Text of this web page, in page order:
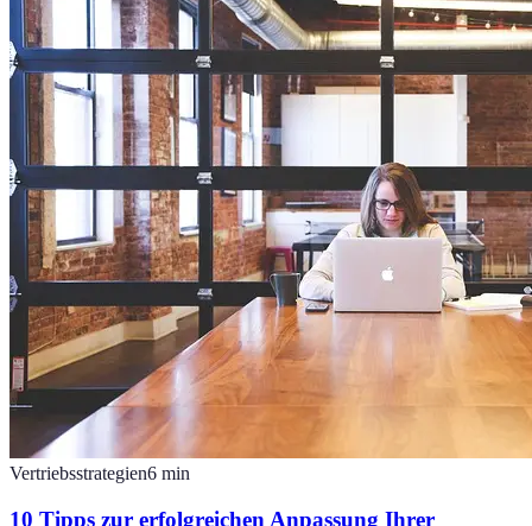
Vertriebsstrategien6 min
10 Tipps zur erfolgreichen Anpassung Ihrer